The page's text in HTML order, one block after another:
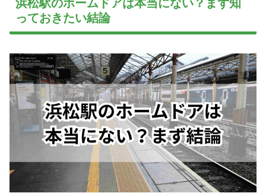
浜松駅のホームドアは本当にない？まず知
っておきたい結論